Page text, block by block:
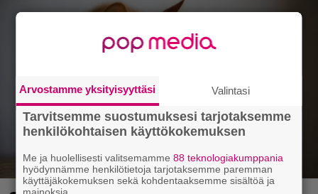
Arvostamme yksityisyyttäsi Valintasi
Tarvitsemme suostumuksesi tarjotaksemme
henkilökohtaisen käyttökokemuksen
Me ja huolellisesti valitsemamme88 teknologiakumppania
hyödynnämme henkilötietoja tarjotaksemme paremman
käyttäjäkokemuksen sekä kohdentaaksemme sisältöä ja